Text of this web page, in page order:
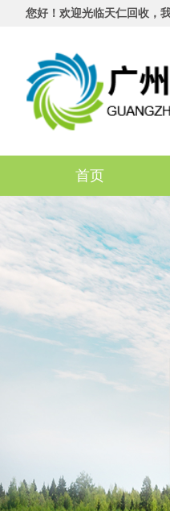
您好！欢迎光临天仁回收，
首页